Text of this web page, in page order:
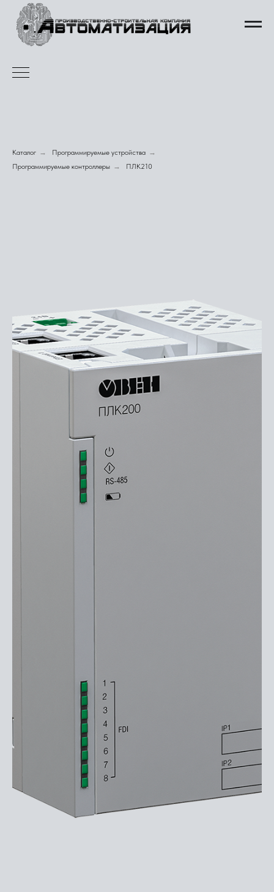
Каталог → Программируемые устройства →
Программируемые контроллеры → ПЛК210